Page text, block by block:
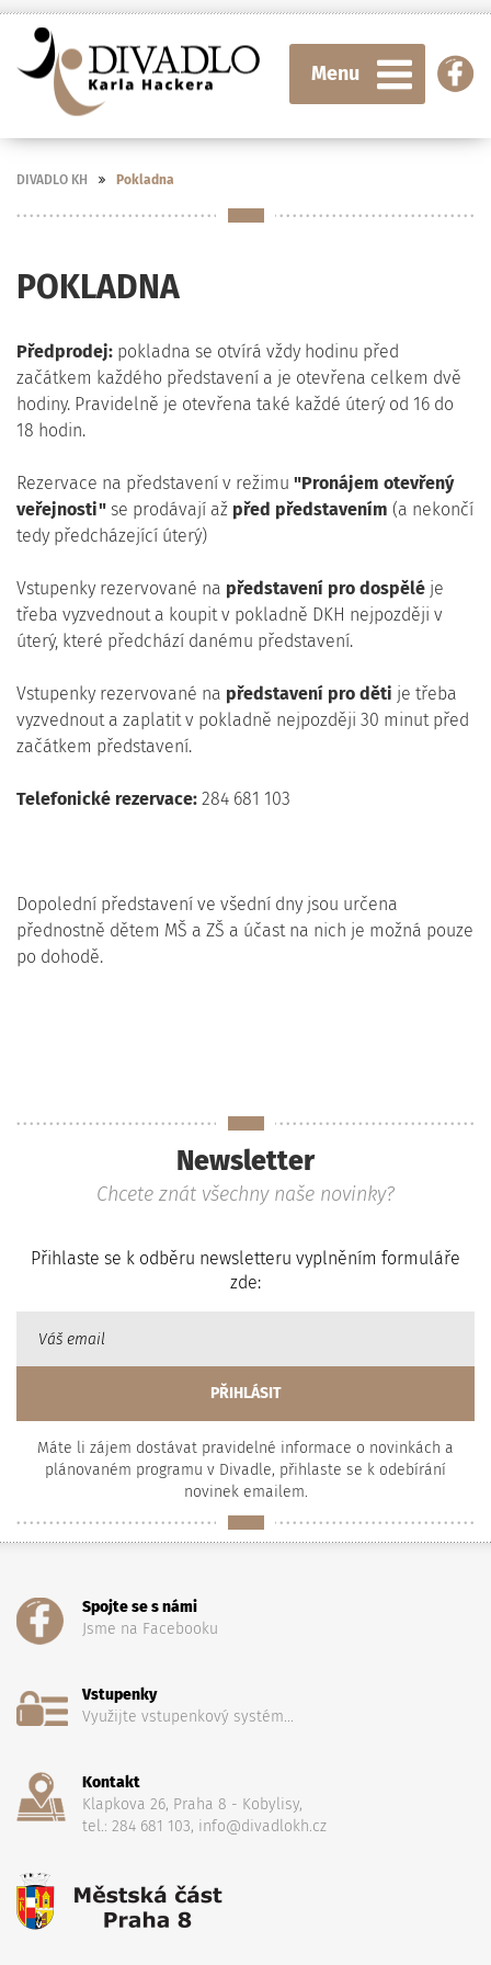
Menu
DIVADLO KH Pokladna
POKLADNA
Předprodej: pokladna se otvírá vždy hodinu před
začátkem každého představení a je otevřena celkem dvě
hodiny. Pravidelně je otevřena také každé úterý od 16 do
18 hodin.
Rezervace na představení v režimu "Pronájem otevřený
veřejnosti" se prodávají až před představením (a nekončí
tedy předcházející úterý)
Vstupenky rezervované na představení pro dospělé je
třeba vyzvednout a koupit v pokladně DKH nejpozději v
úterý, které předchází danému představení.
Vstupenky rezervované na představení pro děti je třeba
vyzvednout a zaplatit v pokladně nejpozději 30 minut před
začátkem představení.
Telefonické rezervace: 284 681 103
Dopolední představení ve všední dny jsou určena
přednostně dětem MŠ a ZŠ a účast na nich je možná pouze
po dohodě.
Newsletter
Chcete znát všechny naše novinky?
Přihlaste se k odběru newsletteru vyplněním formuláře
zde:
Máte li zájem dostávat pravidelné informace o novinkách a
plánovaném programu v Divadle, přihlaste se k odebírání
novinek emailem.
Spojte se s námi
Jsme na Facebooku
Vstupenky
Využijte vstupenkový systém...
Kontakt
Klapkova 26, Praha 8 - Kobylisy,
tel.: 284 681 103, info@divadlokh.cz